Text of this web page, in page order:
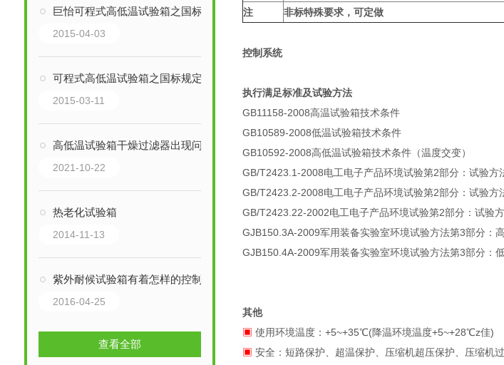
巨怡可程式高低温试验箱之国标规定的试验准则
2015-04-03
可程式高低温试验箱之国标规定的试验准则：
2015-03-11
高低温试验箱干燥过滤器出现问题的解决方法
2021-10-22
热老化试验箱
2014-11-13
紫外耐候试验箱有着怎样的控制系统
2016-04-25
查看全部
注
非标特殊要求，可定做
控制系统
执行满足标准及试验方法
GB11158-2008高温试验箱技术条件
GB10589-2008低温试验箱技术条件
GB10592-2008高低温试验箱技术条件（温度交变）
GB/T2423.1-2008电工电子产品环境试验第2部分：试验
GB/T2423.2-2008电工电子产品环境试验第2部分：试验
GB/T2423.22-2002电工电子产品环境试验第2部分：试验
GJB150.3A-2009军用装备实验室环境试验方法第3部分：
GJB150.4A-2009军用装备实验室环境试验方法第3部分：
其他
▣使用环境温度：+5~+35℃(降温环境温度+5~+28℃z佳)
▣安全：短路保护、超温保护、压缩机超压保护、压缩机